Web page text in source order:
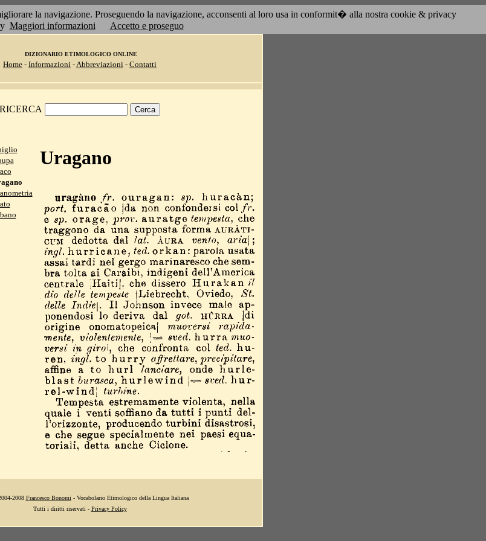
la navigazione. Proseguendo la navigazione, acconsenti al loro usa in conformit� alla nostra cookie & privacy
Maggiori informazioni Accetto e proseguo
DIZIONARIO ETIMOLOGICO ONLINE
Home - Informazioni -Abbreviazioni - Contatti
RICERCA
Uragano
2008 Francesco Bonomi - Vocabolario Etimologico della Lingua Italiana
Tutti i diritti riservati - Privacy Policy